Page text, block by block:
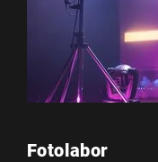
Fotolabor